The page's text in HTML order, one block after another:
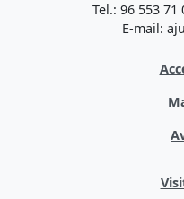
Tel.: 96 553 71
E-mail: